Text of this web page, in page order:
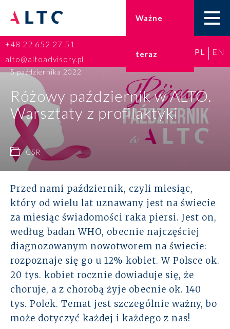
Ważne
teraz
Doradztwo podatkowe
Księgowość
Kadry i płace
ESG
Broker ubezpieczeniowy
Prawo karne dla biznesu
Rozwiązania
Zespół
Dołącz do nas
+48 22 652 27 51
alto@altoadvisory.pl
PL EN
5 października 2022
Różowy październik w ALTO.
Warsztaty z profilaktyki
CSR
Przed nami październik, czyli miesiąc,
który od wielu lat uznawany jest na świecie
za miesiąc świadomości raka piersi. Jest on,
według badan WHO, obecnie najczęściej
diagnozowanym nowotworem na świecie:
rozpoznaje się go u 12% kobiet. W Polsce ok.
20 tys. kobiet rocznie dowiaduje się, że
choruje, a z chorobą żyje obecnie ok. 140
tys. Polek. Temat jest szczególnie ważny, bo
może dotyczyć każdej i każdego z nas!